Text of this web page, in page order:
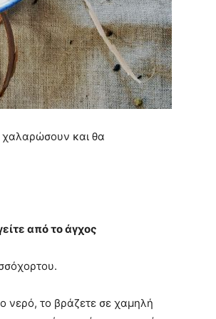
χαλαρώσουν και θα
από το άγχος
νερό, το βράζετε σε χαμηλή